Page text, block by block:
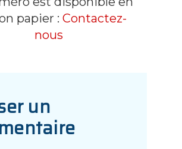
papier : Contactez-
nous
un